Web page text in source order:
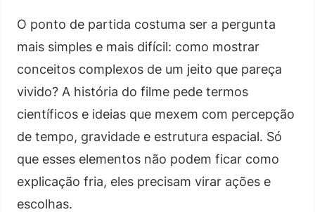
O ponto de partida costuma ser a pergunta
mais simples e mais difícil: como mostrar
conceitos complexos de um jeito que pareça
vivido? A história do filme pede termos
científicos e ideias que mexem com percepção
de tempo, gravidade e estrutura espacial. Só
que esses elementos não podem ficar como
explicação fria, eles precisam virar ações e
escolhas.